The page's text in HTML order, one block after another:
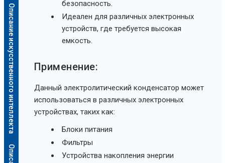
Описание искусственного интеллекта
безопасность.
Идеален для различных электронных
устройств, где требуется высокая
емкость.
Применение:
Данный электролитический конденсатор может
использоваться в различных электронных
устройствах, таких как:
Блоки питания
Фильтры
Устройства накопления энергии